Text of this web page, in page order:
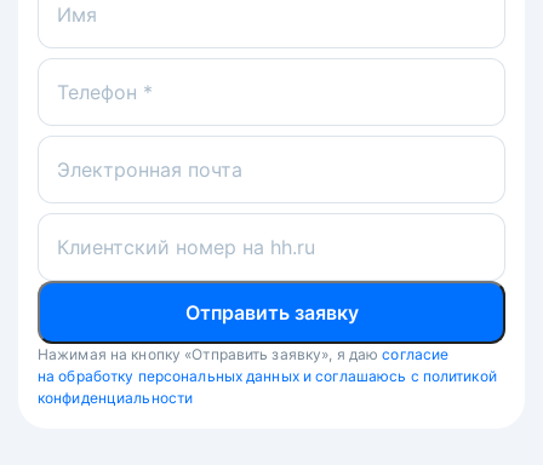
Имя
Телефон *
Электронная почта
Клиентский номер на hh.ru
Отправить заявку
Нажимая на кнопку «Отправить заявку», я даю согласие
на обработку персональных данных и соглашаюсь с политикой
конфиденциальности